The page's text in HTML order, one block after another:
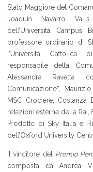
Stato Maggiore del
Joaquin Navarro Valls
dell’Università
professore ordinario di
l’Università Cattolica
responsabile della
Alessandra Ravetta
Comunicazione”,
MSC Crociere,
relazioni esterne della Rai,
Prodotto di Sky Italia e
dell’Oxford University
Il vincitore del Premio
composta da Andrea